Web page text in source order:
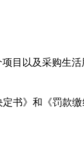
目以及采购生活
》和《罚款缴